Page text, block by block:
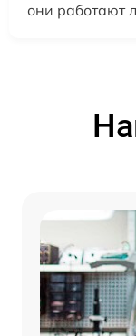
они работают